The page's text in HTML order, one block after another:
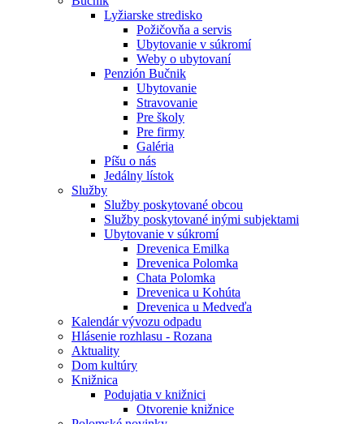
Lyžiarske stredisko
Požičovňa a servis
Ubytovanie v súkromí
Weby o ubytovaní
Penzión Bučnik
Ubytovanie
Stravovanie
Pre školy
Pre firmy
Galéria
Píšu o nás
Jedálny lístok
Služby
Služby poskytované obcou
Služby poskytované inými subjektami
Ubytovanie v súkromí
Drevenica Emilka
Drevenica Polomka
Chata Polomka
Drevenica u Kohúta
Drevenica u Medveďa
Kalendár vývozu odpadu
Hlásenie rozhlasu - Rozana
Aktuality
Dom kultúry
Knižnica
Podujatia v knižnici
Otvorenie knižnice